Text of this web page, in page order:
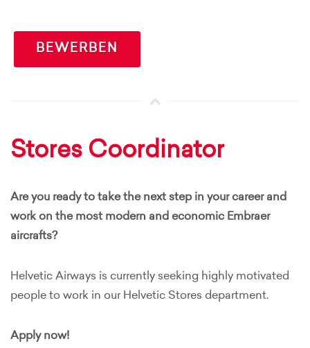
BEWERBEN
Stores Coordinator
Are you ready to take the next step in your career and
work on the most modern and economic Embraer
aircrafts?
Helvetic Airways is currently seeking highly motivated
people to work in our Helvetic Stores department.
Apply now!